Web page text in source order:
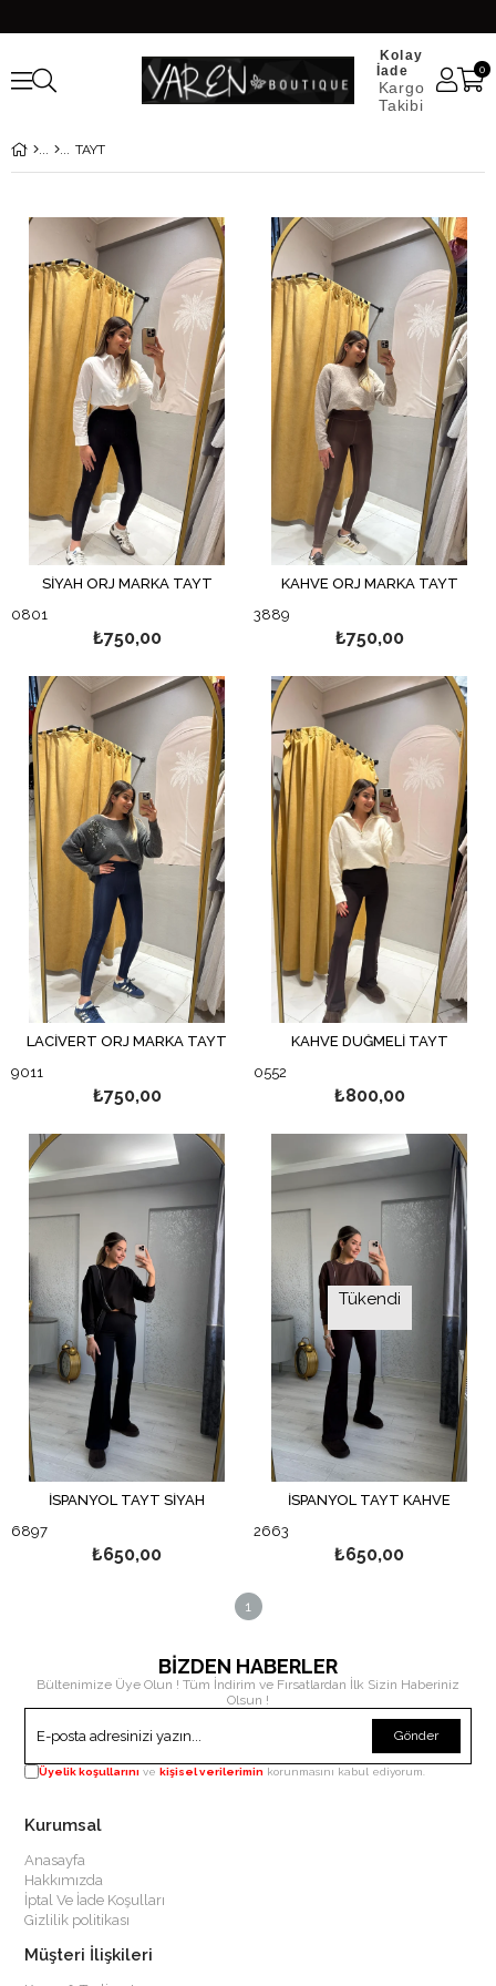
0
Kolay
İade
Kargo
Takibi
TAYT
SİYAH ORJ MARKA TAYT
0801
₺750,00
KAHVE ORJ MARKA TAYT
3889
₺750,00
LACİVERT ORJ MARKA TAYT
9011
₺750,00
KAHVE DÜĞMELİ TAYT
0552
₺800,00
İSPANYOL TAYT SİYAH
6897
₺650,00
Tükendi
İSPANYOL TAYT KAHVE
2663
₺650,00
1
BİZDEN HABERLER
Bültenimize Üye Olun ! Tüm İndirim ve Fırsatlardan İlk Sizin Haberiniz
Olsun !
Gönder
Üyelik koşullarını vekişisel verilerimin korunmasını kabul ediyorum.
Kurumsal
Anasayfa
Hakkımızda
İptal Ve İade Koşulları
Gizlilik politikası
Müşteri İlişkileri